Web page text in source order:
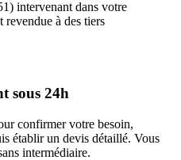
intervenant dans votre
revendue à des tiers
sous 24h
confirmer votre besoin,
établir un devis détaillé. Vous
intermédiaire.